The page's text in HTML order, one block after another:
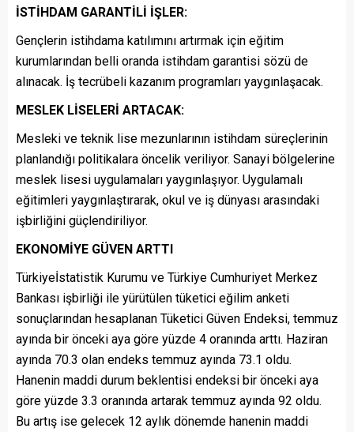
İSTİHDAM GARANTİLİ İŞLER:
Gençlerin istihdama katılımını artırmak için eğitim
kurumlarından belli oranda istihdam garantisi sözü de
alınacak. İş tecrübeli kazanım programları yaygınlaşacak.
MESLEK LİSELERİ ARTACAK:
Mesleki ve teknik lise mezunlarının istihdam süreçlerinin
planlandığı politikalara öncelik veriliyor. Sanayi bölgelerine
meslek lisesi uygulamaları yaygınlaşıyor. Uygulamalı
eğitimleri yaygınlaştırarak, okul ve iş dünyası arasındaki
işbirliğini güçlendiriliyor.
EKONOMİYE GÜVEN ARTTI
Türkiyeİstatistik Kurumu ve Türkiye Cumhuriyet Merkez
Bankası işbirliği ile yürütülen tüketici eğilim anketi
sonuçlarından hesaplanan Tüketici Güven Endeksi, temmuz
ayında bir önceki aya göre yüzde 4 oranında arttı. Haziran
ayında 70.3 olan endeks temmuz ayında 73.1 oldu.
Hanenin maddi durum beklentisi endeksi bir önceki aya
göre yüzde 3.3 oranında artarak temmuz ayında 92 oldu.
Bu artış ise gelecek 12 aylık dönemde hanenin maddi